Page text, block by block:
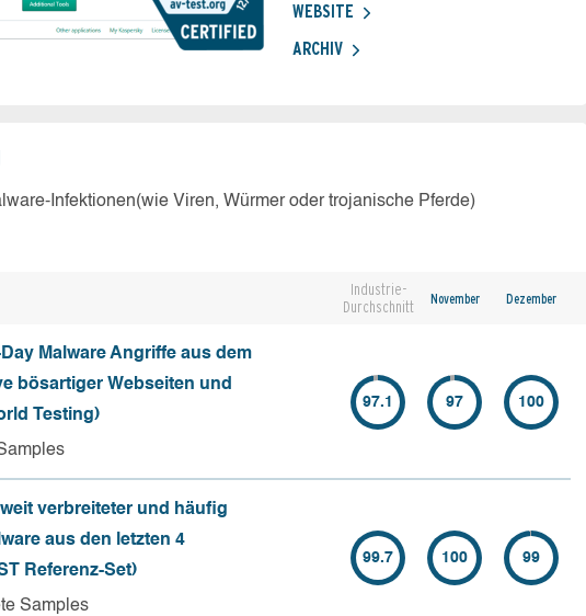
WEBSITE
ARCHIV
Infektionen(wie Viren, Würmer oder trojanische Pferde)
Industrie-
Durchschnitt
November Dezember
Malware Angriffe aus dem
bösartiger Webseiten und
Testing)
97.1 97 100
verbreiteter und häufig
aus den letzten 4
Referenz-Set)
Samples
99.7 100 99